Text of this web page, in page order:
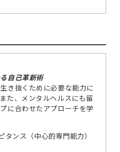
自己革新術
き抜くために必要な能力に
た、メンタルヘルスにも留
に合わせたアプローチを学
タンス（中心的専門能力）